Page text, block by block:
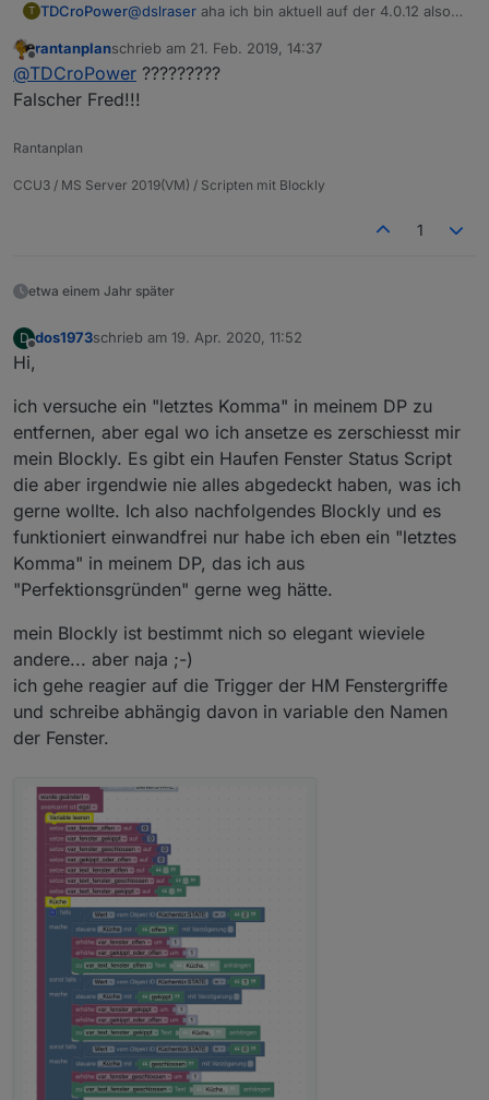
T TDCroPower@dslraser aha ich bin aktuell auf der 4.0.12 also
Habe ich merkbare Nachteile, wenn ich runter
zur 3.6.4 gehe?
Ein Bug habe ich wohl in 4.0.12 gefunden, wenn
man im Trigger ein 2tes Objekt hinzufügt und es
danach wieder entfernen will bleibt es als
Löschen kann ich es dann nur, wenn ich im
eine 4.1.2 vorhanden ist...
4.1.2 (2019-02-20)
(bleufox) scriptEnabled variables not only for
(bleufox) fixed one error with "cannot extract
blockly"
ich sogar aktuell, wie komme ich denn auf die
Version hoch? Wird mir unter Adapter nicht
Offline
rantanplanschrieb am 21. Feb. 2019, 14:37
zuletzt editiert von
@TDCroPower ?????????
Falscher Fred!!!
Rantanplan
CCU3 / MS Server 2019(VM) / Scripten mit Blockly
1
etwa einem Jahr später
D
Offline
dos1973schrieb am 19. Apr. 2020, 11:52
zuletzt editiert von
Hi,
ich versuche ein "letztes Komma" in meinem DP zu
entfernen, aber egal wo ich ansetze es zerschiesst mir
mein Blockly. Es gibt ein Haufen Fenster Status Script
die aber irgendwie nie alles abgedeckt haben, was ich
gerne wollte. Ich also nachfolgendes Blockly und es
funktioniert einwandfrei nur habe ich eben ein "letztes
Komma" in meinem DP, das ich aus
"Perfektionsgründen" gerne weg hätte.
mein Blockly ist bestimmt nich so elegant wieviele
andere... aber naja ;-)
ich gehe reagier auf die Trigger der HM Fenstergriffe
und schreibe abhängig davon in variable den Namen
der Fenster.